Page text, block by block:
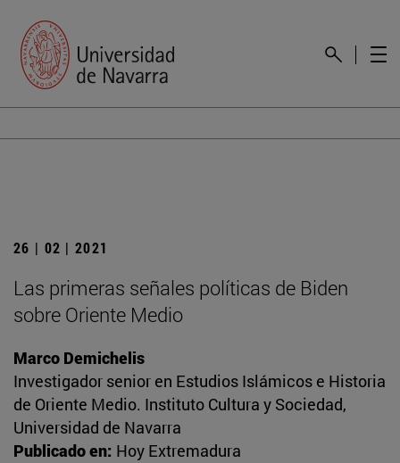
26 | 02 | 2021
Las primeras señales políticas de Biden
sobre Oriente Medio
Marco Demichelis
Investigador senior en Estudios Islámicos e Historia
de Oriente Medio. Instituto Cultura y Sociedad,
Universidad de Navarra
Publicado en: Hoy Extremadura